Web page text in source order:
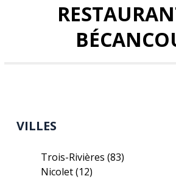
VILLES
Trois-Rivières(83)
Nicolet(12)